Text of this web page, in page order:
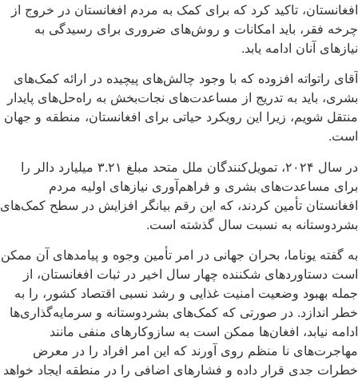
افغانستان، تاکید کرد که برای کمک به مردم افغانستان در خروج از
چرخه فقر، باید امکانات و روش‌های ضروری برای رسیدگی به
نیازهای آنان ادامه یابد.
آقای راتواته افزوده که با وجود چالش‌های پیچیده در ارائه کمک‌های
بشری، باید به تدریج از مساعدت‌های نجات‌بخش به راه‌حل‌های پایدار
منتقل شویم، زیرا این رویکرد حیاتی برای افغانستان، منطقه و جهان
است.
در سال ۲۰۲۴، تمویل‌کنندگان ملل متحد مبلغ ۳.۲۱ میلیارد دالر را
برای مساعدت‌های بشری و فراهم‌آوری نیازهای اولیه مردم
افغانستان تأمین کردند، که این رقم بیانگر افزایش در سطح کمک‌های
بشردوستانه به نسبت سال گذشته است.
به گفته یوناما، بحران جهانی در امر تأمین وجوه و پیامدهای آن ممکن
است دستاوردهای شکننده چهار سال اخیر در ثبات افغانستان، از
جمله بهبود وضعیت امنیت غذایی و رشد نسبی اقتصاد کشور، را به
خطر اندازد. در صورتی که کمک‌های بشردوستانه و سرمایه‌گذاری‌ها
ادامه نیابد، افغان‌ها ممکن است به سازوکارهای منفی مانند
مهاجرت‌های نا منظم روی آورند که این امر افراد را در معرض
خطرات جدی قرار داده و فشارهای اضافی را در منطقه ایجاد خواهد